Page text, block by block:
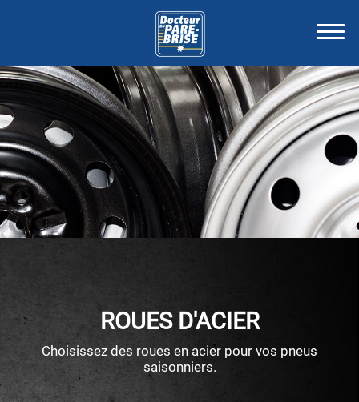
ROUES D'ACIER
Choisissez des roues en acier pour vos pneus
saisonniers.